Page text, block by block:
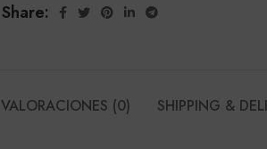
Share:
VALORACIONES (0) SHIPPING &